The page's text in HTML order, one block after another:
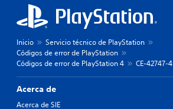
Inicio
Servicio técnico de PlayStation
Códigos de error de PlayStation
Códigos de error de PlayStation 4
CE-42747-4
Acerca de
Acerca de SIE